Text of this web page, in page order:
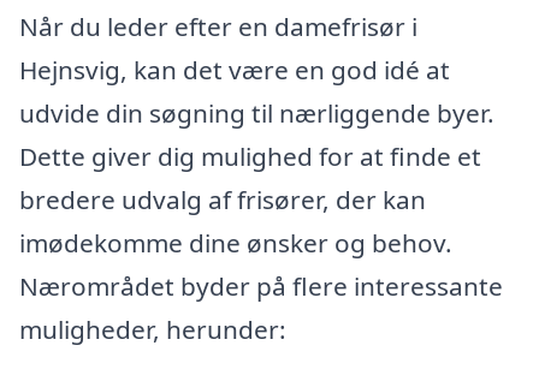
Når du leder efter en damefrisør i
Hejnsvig, kan det være en god idé at
udvide din søgning til nærliggende byer.
Dette giver dig mulighed for at finde et
bredere udvalg af frisører, der kan
imødekomme dine ønsker og behov.
Nærområdet byder på flere interessante
muligheder, herunder: